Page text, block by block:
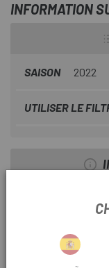
INFORMATION
SAISON 2022
UTILISER LE
- Compatibilité :
- Plage de réglage :